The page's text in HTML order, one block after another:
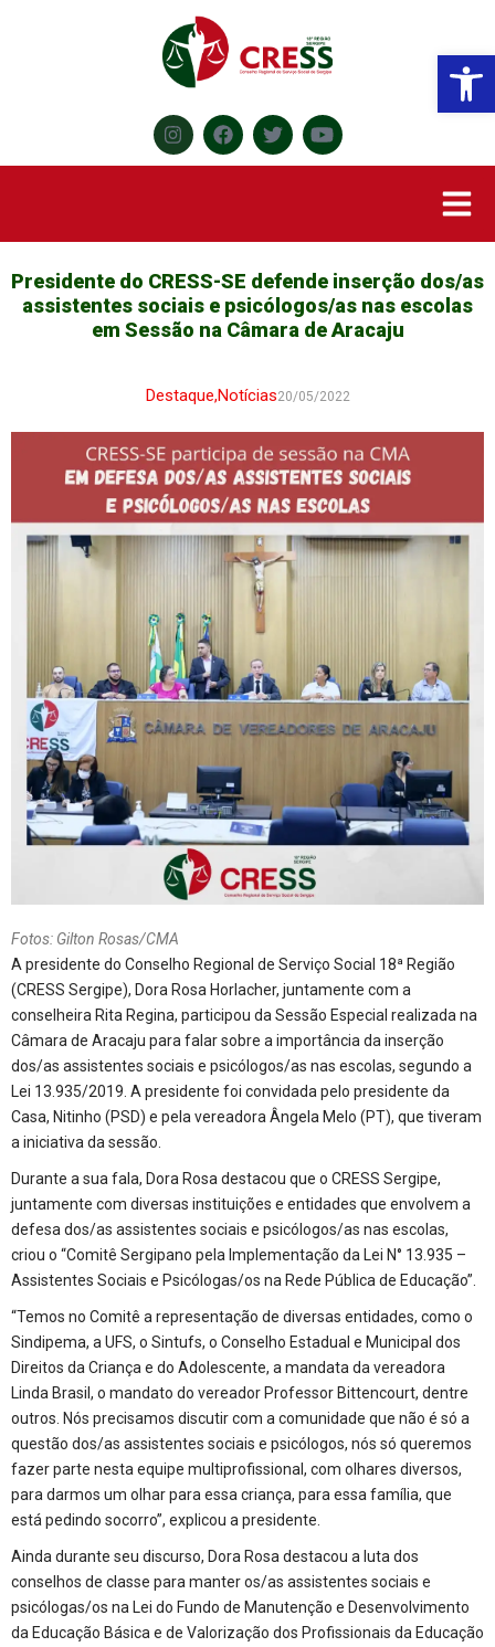
Presidente do CRESS-SE defende inserção dos/as
assistentes sociais e psicólogos/as nas escolas
em Sessão na Câmara de Aracaju
Destaque,Notícias20/05/2022
Fotos: Gilton Rosas/CMA
A presidente do Conselho Regional de Serviço Social 18ª Região
(CRESS Sergipe), Dora Rosa Horlacher, juntamente com a
conselheira Rita Regina, participou da Sessão Especial realizada na
Câmara de Aracaju para falar sobre a importância da inserção
dos/as assistentes sociais e psicólogos/as nas escolas, segundo a
Lei 13.935/2019. A presidente foi convidada pelo presidente da
Casa, Nitinho (PSD) e pela vereadora Ângela Melo (PT), que tiveram
a iniciativa da sessão.
Durante a sua fala, Dora Rosa destacou que o CRESS Sergipe,
juntamente com diversas instituições e entidades que envolvem a
defesa dos/as assistentes sociais e psicólogos/as nas escolas,
criou o “Comitê Sergipano pela Implementação da Lei N° 13.935 –
Assistentes Sociais e Psicólogas/os na Rede Pública de Educação”.
“Temos no Comitê a representação de diversas entidades, como o
Sindipema, a UFS, o Sintufs, o Conselho Estadual e Municipal dos
Direitos da Criança e do Adolescente, a mandata da vereadora
Linda Brasil, o mandato do vereador Professor Bittencourt, dentre
outros. Nós precisamos discutir com a comunidade que não é só a
questão dos/as assistentes sociais e psicólogos, nós só queremos
fazer parte nesta equipe multiprofissional, com olhares diversos,
para darmos um olhar para essa criança, para essa família, que
está pedindo socorro”, explicou a presidente.
Ainda durante seu discurso, Dora Rosa destacou a luta dos
conselhos de classe para manter os/as assistentes sociais e
psicólogas/os na Lei do Fundo de Manutenção e Desenvolvimento
da Educação Básica e de Valorização dos Profissionais da Educação